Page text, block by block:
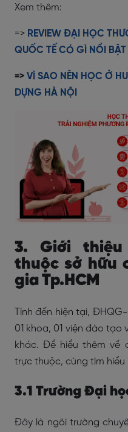
Xem thêm:
=> REVIEW ĐẠI HỌC
QUỐC TẾ CÓ GÌ NỔI BẬT
=> VÌ SAO NÊN HỌC Ở
DỰNG HÀ NỘI
3. Giới
thuộc sở hữu
gia Tp.HCM
Tính đến hiện tại,
01 khoa, 01 viện đào
khác. Để hiểu thêm về
trực thuộc, cùng tìm
3.1 Trường Đại
Đây là ngôi trường